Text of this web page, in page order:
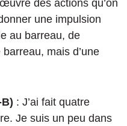
des actions qu’on
une impulsion
au barreau, de
mais d’une
: J’ai fait quatre
Je suis un peu dans